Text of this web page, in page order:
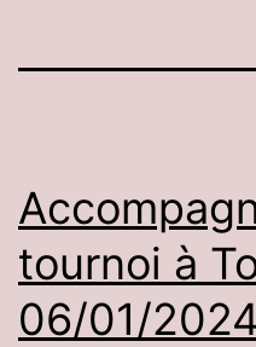
tournoi à
06/01/2024